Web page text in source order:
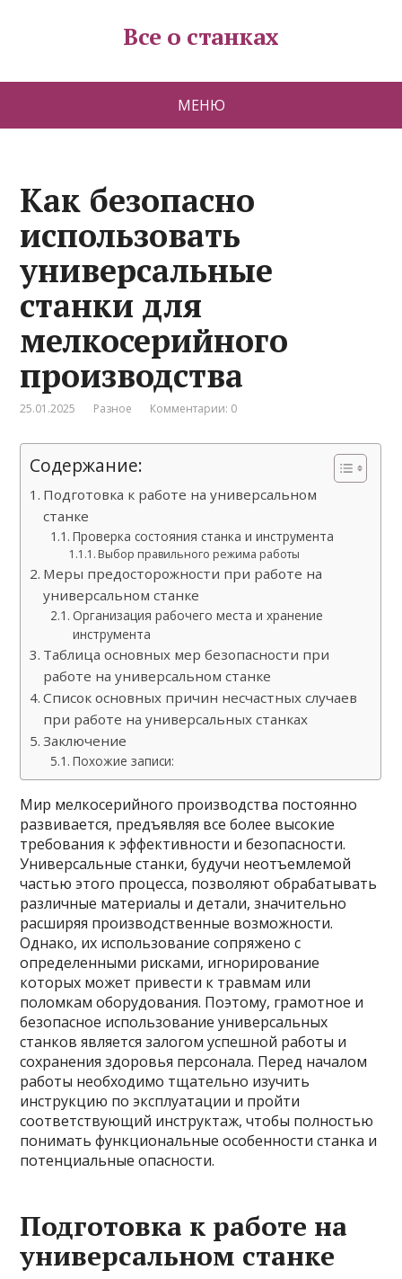
Все о станках
МЕНЮ
Как безопасно
использовать
универсальные
станки для
мелкосерийного
производства
25.01.2025 Разное Комментарии: 0
Содержание:
Подготовка к работе на универсальном
станке
Проверка состояния станка и инструмента
Выбор правильного режима работы
Меры предосторожности при работе на
универсальном станке
Организация рабочего места и хранение
инструмента
Таблица основных мер безопасности при
работе на универсальном станке
Список основных причин несчастных случаев
при работе на универсальных станках
Заключение
Похожие записи:
Мир мелкосерийного производства постоянно
развивается, предъявляя все более высокие
требования к эффективности и безопасности.
Универсальные станки, будучи неотъемлемой
частью этого процесса, позволяют обрабатывать
различные материалы и детали, значительно
расширяя производственные возможности.
Однако, их использование сопряжено с
определенными рисками, игнорирование
которых может привести к травмам или
поломкам оборудования. Поэтому, грамотное и
безопасное использование универсальных
станков является залогом успешной работы и
сохранения здоровья персонала. Перед началом
работы необходимо тщательно изучить
инструкцию по эксплуатации и пройти
соответствующий инструктаж, чтобы полностью
понимать функциональные особенности станка и
потенциальные опасности.
Подготовка к работе на
универсальном станке